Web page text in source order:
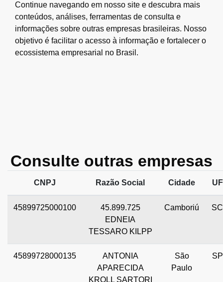
Continue navegando em nosso site e descubra mais
conteúdos, análises, ferramentas de consulta e
informações sobre outras empresas brasileiras. Nosso
objetivo é facilitar o acesso à informação e fortalecer o
ecossistema empresarial no Brasil.
Consulte outras empresas
CNPJ Razão Social Cidade UF
45899725000100
45.899.725
EDNEIA
TESSARO KILPP
Camboriú SC
45899728000135
ANTONIA
APARECIDA
KROLL SARTORI
São
Paulo
SP